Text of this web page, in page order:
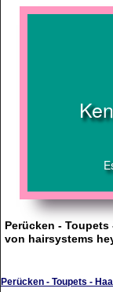
Perücken -
von hairsystems
Perücken - Toupets -